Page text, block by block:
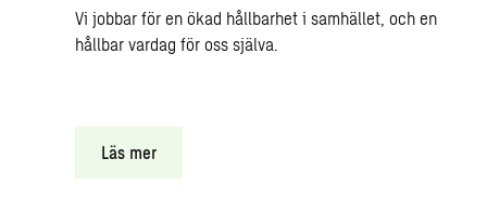
Vi jobbar för en ökad hållbarhet i samhället, och en
hållbar vardag för oss själva.
Läs mer